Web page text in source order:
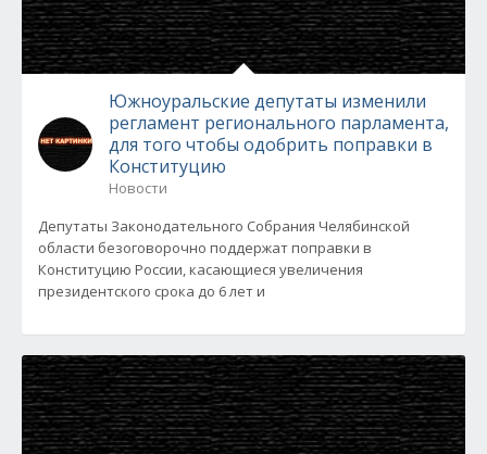
Южноуральские депутаты изменили
регламент регионального парламента,
для того чтобы одобрить поправки в
Конституцию
Новости
Депутаты Законодательного Собрания Челябинской
области безоговорочно поддержат поправки в
Конституцию России, касающиеся увеличения
президентского срока до 6 лет и